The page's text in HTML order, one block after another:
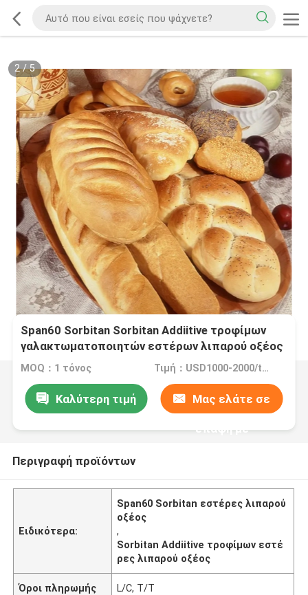
2/5
Span60 Sorbitan Sorbitan Addiitive τροφίμων
γαλακτωματοποιητών εστέρων λιπαρού οξέος
Monostearate
MOQ：1 τόνος Τιμή：USD1000-2000/ton
Καλύτερη τιμή Μας ελάτε σε
επαφή με
Περιγραφή προϊόντων
Ειδικότερα:
Span60 Sorbitan εστέρες λιπαρού
οξέος
,
Sorbitan Addiitive τροφίμων εστέ
ρες λιπαρού οξέος
Όροι πληρωμής L/C, T/T